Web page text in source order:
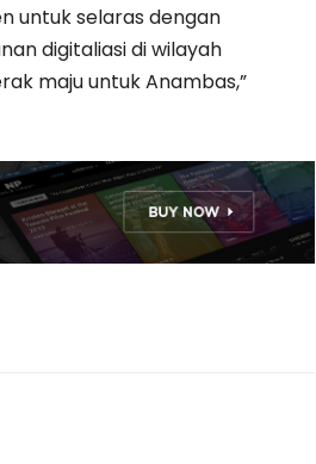
untuk selaras dengan
digitaliasi di wilayah
maju untuk Anambas,”